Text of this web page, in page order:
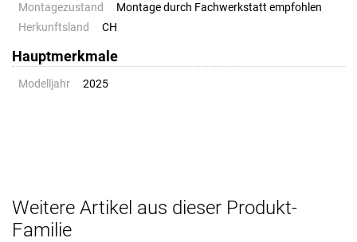
Montagezustand
Montage durch Fachwerkstatt empfohlen
Herkunftsland
CH
Hauptmerkmale
Modelljahr 2025
Weitere Artikel aus dieser Produkt-
Familie